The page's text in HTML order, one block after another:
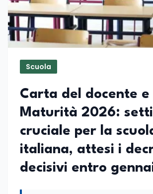
Scuola
Carta del docente e
Maturità 2026:
cruciale per la
italiana, attesi i
decisivi entro